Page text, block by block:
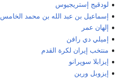
لودقيج إستريجيوس
إسماعيل بن عبد الله بن محمد الخامس
إلهان عمر
إميلي دي رافن
منتخب إيران لكرة القدم
إيزابلا سوپرانو
إيزوبل ورين